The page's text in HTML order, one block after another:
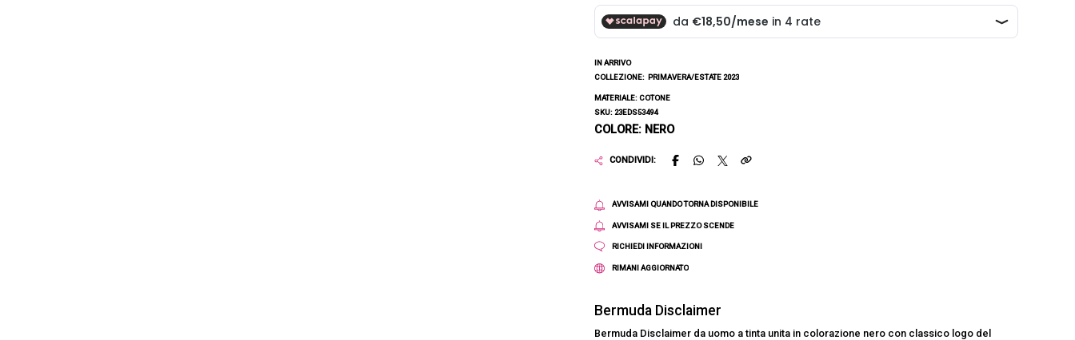
IN ARRIVO
COLLEZIONE: PRIMAVERA/ESTATE 2023
MATERIALE: COTONE
SKU: 23EDS53494
COLORE: NERO
CONDIVIDI:
AVVISAMI QUANDO TORNA DISPONIBILE
AVVISAMI SE IL PREZZO SCENDE
RICHIEDI INFORMAZIONI
RIMANI AGGIORNATO
Bermuda Disclaimer
Bermuda Disclaimer da uomo a tinta unita in colorazione nero con classico logo del